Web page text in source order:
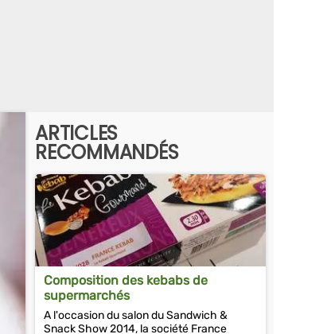
ARTICLES
RECOMMANDÉS
Composition des kebabs de
supermarchés
A l'occasion du salon du Sandwich &
Snack Show 2014, la société France